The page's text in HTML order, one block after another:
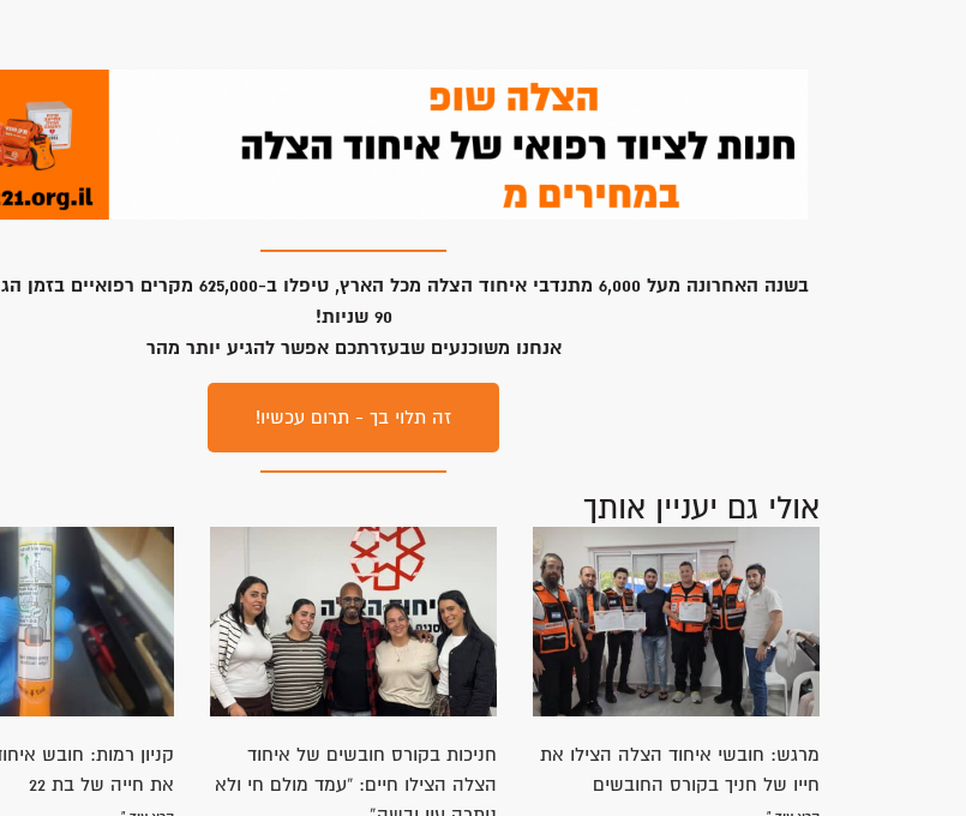
אולי גם יעניין אותך
הצלה הצילו חיים: “עמד מולם חי ולא
קרא עוד »
אולי גם יעניין אותך